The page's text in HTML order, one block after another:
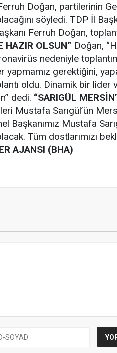
Doğan, partilerinin
söyledi. TDP İl
Ferruh Doğan,
HAZIR OLSUN” Doğan,
nedeniyle
gerektiğini,
oldu. Dinamik bir lider
dedi. “SARIGÜL
Mustafa Sarıgül’ün
Başkanımız Mustafa
Tüm dostlarımızı
AJANSI (BHA)